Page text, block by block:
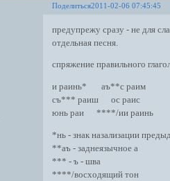
Поделиться2011-02-06 07:45:45
предупрежу сразу - не для
отдельная песня.
спряжение правильного
и раинь* аъ**с раим
съ*** раиш ос раис
юнь раи ****/ии раинь
*нь - знак назализации
**аъ - заднеязычное а
*** - ъ - шва
****/восходящий тон